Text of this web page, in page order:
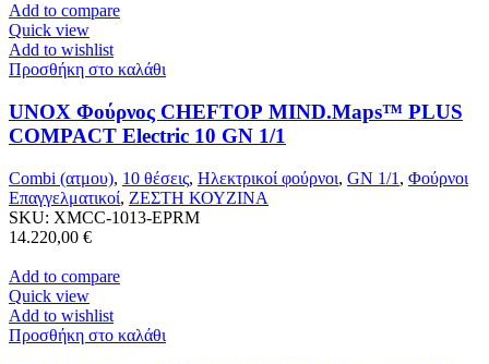
Add to compare
Quick view
Add to wishlist
Προσθήκη στο καλάθι
UNOX Φούρνος CHEFTOP MIND.Maps™ PLUS
COMPACT Electric 10 GN 1/1
Combi (ατμου), 10 θέσεις, Ηλεκτρικοί φούρνοι, GN 1/1 , Φούρνοι
Επαγγελματικοί, ΖΕΣΤΗ ΚΟΥΖΙΝΑ
SKU: XMCC-1013-EPRM
14.220,00 €
Add to compare
Quick view
Add to wishlist
Προσθήκη στο καλάθι